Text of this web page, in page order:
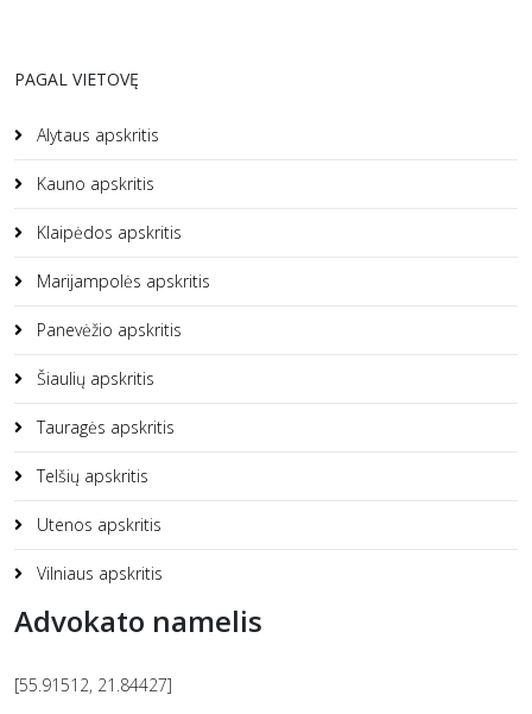
PAGAL VIETOVĘ
Alytaus apskritis
Kauno apskritis
Klaipėdos apskritis
Marijampolės apskritis
Panevėžio apskritis
Šiaulių apskritis
Tauragės apskritis
Telšių apskritis
Utenos apskritis
Vilniaus apskritis
Advokato namelis
[55.91512, 21.84427]